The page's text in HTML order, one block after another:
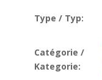
Type / Typ:
Catégorie /
Kategorie: